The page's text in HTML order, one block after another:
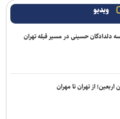
تحقیق درباره افشای اطلاعات ذخایر
خودکشی در فرماندهی سایبری؛ نگرانی
فزاینده
ناکامی طرح علیه ایران
می‌شود
ویدیو
دلدادگان حسینی در مسیر قبله تهران
اربعین؛ از تهران تا مهران